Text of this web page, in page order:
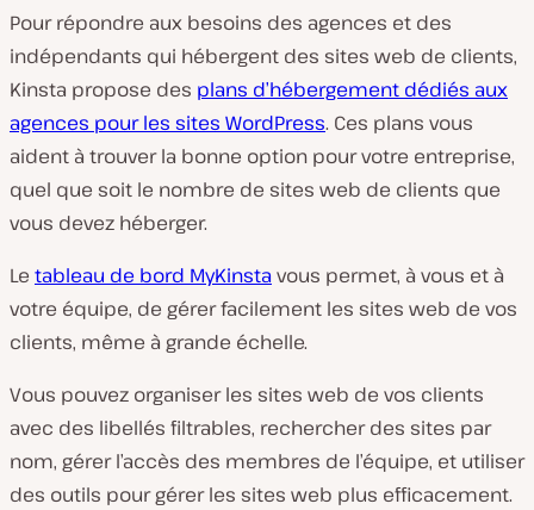
Pour répondre aux besoins des agences et des
indépendants qui hébergent des sites web de clients,
Kinsta propose des plans d’hébergement dédiés aux
agences pour les sites WordPress. Ces plans vous
aident à trouver la bonne option pour votre entreprise,
quel que soit le nombre de sites web de clients que
vous devez héberger.
Le tableau de bord MyKinstavous permet, à vous et à
votre équipe, de gérer facilement les sites web de vos
clients, même à grande échelle.
Vous pouvez organiser les sites web de vos clients
avec des libellés filtrables, rechercher des sites par
nom, gérer l’accès des membres de l’équipe, et utiliser
des outils pour gérer les sites web plus efficacement.